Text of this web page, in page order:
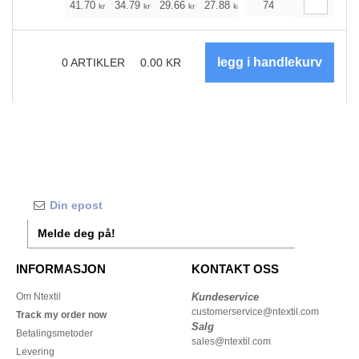
41.70 kr 34.79 kr 29.66 kr 27.88 kr 26.43
74
0ARTIKLER 0.00 KR
Melde deg på!
INFORMASJON
Om Ntextil
Track my order now
Betalingsmetoder
Levering
KONTAKT OSS
Kundeservice
customerservice@ntextil.com
Salg
sales@ntextil.com